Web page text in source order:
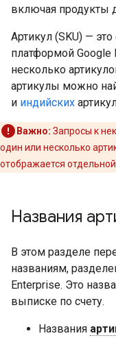
включая продукты
Артикул (SKU) —
платформой Google
несколько
артикулы можно
и индийских
Важно: Запросы к
один или несколько
отображается
Названия
В этом разделе
названиям,
Enterprise. Это
выписке по счету.
Названия